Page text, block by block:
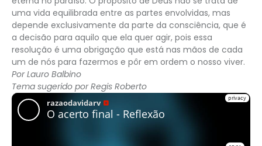
uma vida equilibrada entre as partes envolvidas, mas
depende exclusivamente da parte da consciência, que é
a decisão para aquilo que ela quer agir, pois essa
resolução é uma obrigação que está nas mãos de cada
um de nós para fazermos e pôr em ordem o nosso viver.
Por Lauro Balbino
Tema sugerido por Regis Roberto